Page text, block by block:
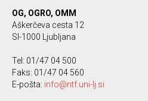
OG, OGRO, OMM
Aškerčeva cesta 12
SI-1000 Ljubljana
Tel: 01/47 04 500
Faks: 01/47 04 560
E-pošta: info@ntf.uni-lj.si